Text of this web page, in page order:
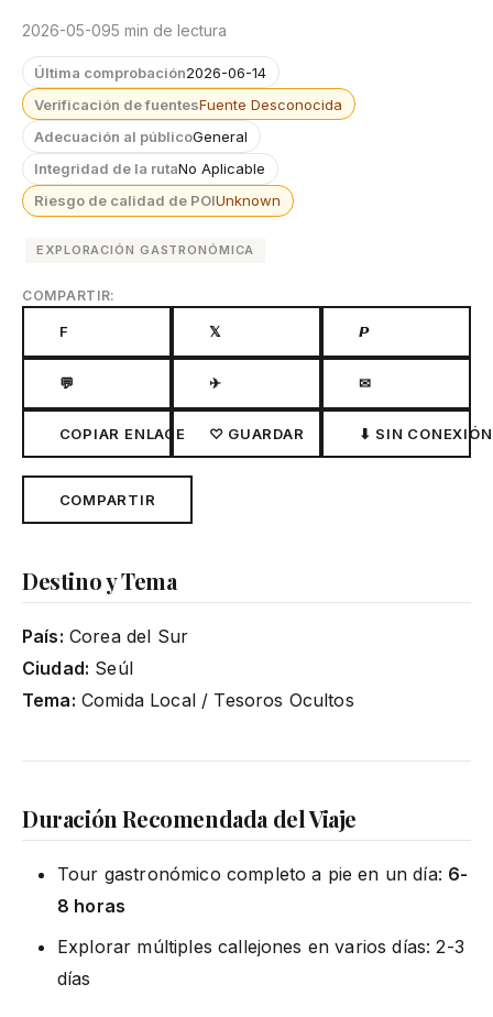
2026-05-095 min de lectura
Última comprobación2026-06-14
Verificación de fuentesFuente Desconocida
Adecuación al públicoGeneral
Integridad de la rutaNo Aplicable
Riesgo de calidad de POIUnknown
EXPLORACIÓN GASTRONÓMICA
COMPARTIR:
F 𝕏 𝙋
💬 ✈ ✉
COPIAR ENLACE ♡ GUARDAR ⬇ SIN CONEXIÓN
COMPARTIR
Destino y Tema
País: Corea del Sur
Ciudad: Seúl
Tema: Comida Local / Tesoros Ocultos
Duración Recomendada del Viaje
Tour gastronómico completo a pie en un día: 6-
8 horas
Explorar múltiples callejones en varios días: 2-3
días